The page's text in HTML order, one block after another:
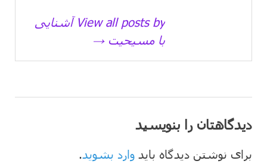
View all posts by آشنایی
با مسیحیت →
دیدگاهتان را بنویسید
برای نوشتن دیدگاه باید وارد بشوید.